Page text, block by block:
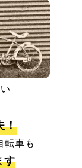
！
転車も
す